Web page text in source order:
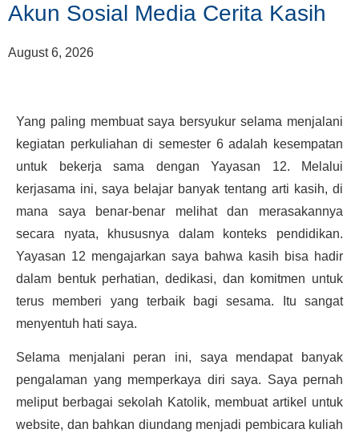
Akun Sosial Media Cerita Kasih
August 6, 2026
Yang paling membuat saya bersyukur selama menjalani
kegiatan perkuliahan di semester 6 adalah kesempatan
untuk bekerja sama dengan Yayasan 12. Melalui
kerjasama ini, saya belajar banyak tentang arti kasih, di
mana saya benar-benar melihat dan merasakannya
secara nyata, khususnya dalam konteks pendidikan.
Yayasan 12 mengajarkan saya bahwa kasih bisa hadir
dalam bentuk perhatian, dedikasi, dan komitmen untuk
terus memberi yang terbaik bagi sesama. Itu sangat
menyentuh hati saya.
Selama menjalani peran ini, saya mendapat banyak
pengalaman yang memperkaya diri saya. Saya pernah
meliput berbagai sekolah Katolik, membuat artikel untuk
website, dan bahkan diundang menjadi pembicara kuliah